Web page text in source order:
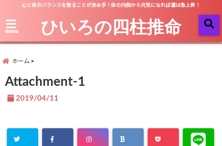
心と体のバランスを取ることが決め手！体の内側から元気になれば運は急上昇！
menu ひいろの四柱推命
ホーム
Attachment-1
2019/04/11